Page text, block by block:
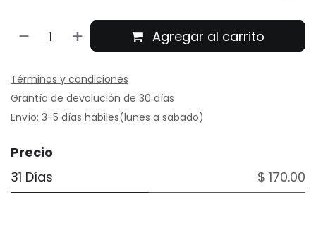
Agregar al carrito
Términos y condiciones
Grantía de devolución de 30 días
Envío: 3-5 días hábiles(lunes a sabado)
Precio
31 Días
$ 170.00